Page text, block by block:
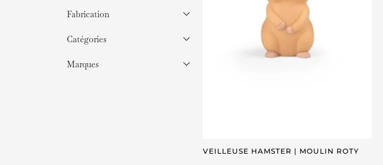
Fabrication
Catégories
Marques
VEILLEUSE HAMSTER | MOULIN ROTY